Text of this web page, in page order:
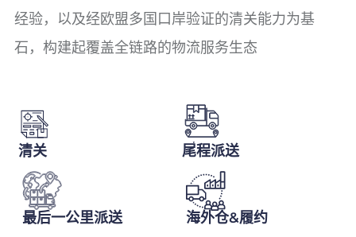
经验，以及经欧盟多国口岸验证的清关能力为基
石，构建起覆盖全链路的物流服务生态
清关 尾程派送
最后一公里派送 海外仓&履约